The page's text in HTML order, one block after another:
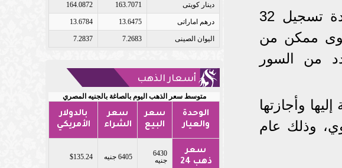
فبعد مراجعة المصحف المسجل على 82 شريطًا، طلب إعادة تسجيل 32
ممكن من
من السور
وأجازتها
وذلك عام
دينار كويتى 163.7071
164.0872
درهم اماراتى 13.6475
13.6784
اليوان الصينى 7.2683
7.2837
أسعار الذهب
متوسط سعر الذهب اليوم بالصاغة بالجنيه المصري
الوحدة
والعيار
سعر
البيع
سعر
الشراء
بالدولار
الأمريكي
سعر
ذهب 24
6430
جنيه
6405 جنيه $135.24